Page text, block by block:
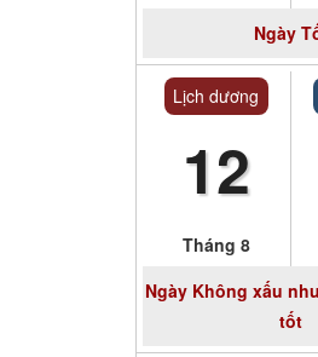
Ngày
Lịch dương
12
Tháng 8
NgàyKhông xấu
tốt